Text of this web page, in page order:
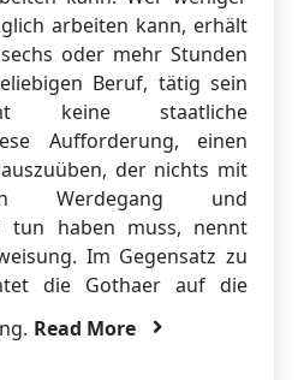
arbeiten kann, erhält
oder mehr Stunden
Beruf, tätig sein
keine staatliche
Aufforderung, einen
der nichts mit
Werdegang und
tun haben muss, nennt
Im Gegensatz zu
die Gothaer auf die
Read More